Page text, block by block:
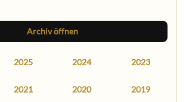
Archiv öffnen
2025 2024 2023
2021 2020 2019